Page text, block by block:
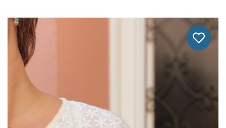
A
Plusieurs
Options
Peuvent
Être